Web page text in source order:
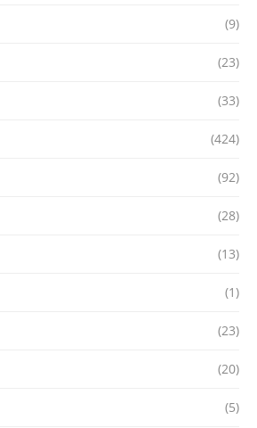
(9)
(23)
(33)
(424)
(92)
(28)
(13)
(1)
(23)
(20)
(5)